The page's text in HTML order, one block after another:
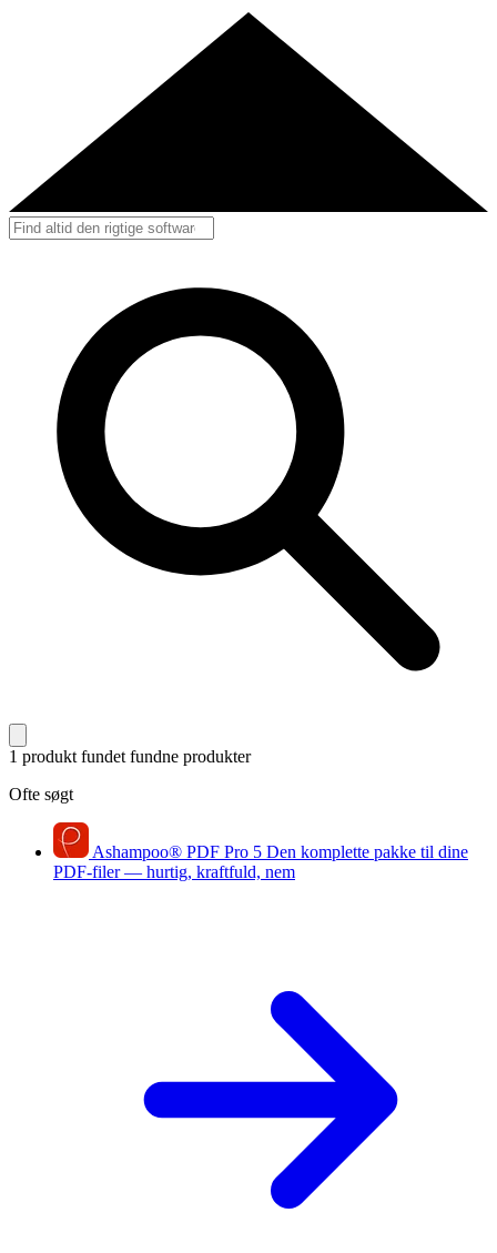
1 produkt fundet fundne produkter
Ofte søgt
Ashampoo® PDF Pro 5 Den komplette pakke til dine
PDF-filer — hurtig, kraftfuld, nem